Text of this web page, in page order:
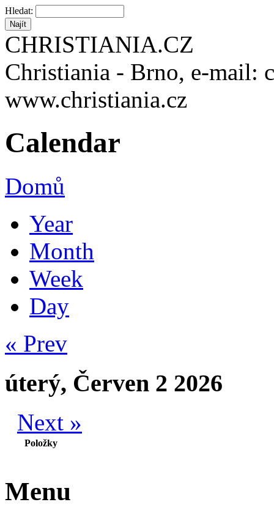
Hledat:
CHRISTIANIA.CZ
Christiania - Brno, e-mail:
www.christiania.cz
Calendar
Domů
Year
Month
Week
Day
« Prev
úterý, Červen 2 2026
Next »
Položky
Menu